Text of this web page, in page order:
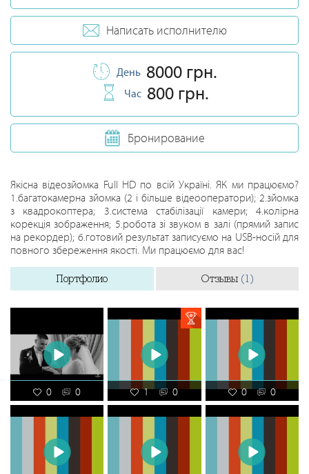
Написать исполнителю
День 8000 грн.
Час 800 грн.
Бронирование
Якісна відеозйомка Full HD по всій Україні. ЯК ми працюємо?
1.багатокамерна зйомка (2 і більше відеооператори); 2.зйомка
з квадрокоптера; 3.система стабілізації камери; 4.колірна
корекція зображення; 5.робота зі звуком в залі (прямий запис
на рекордер); 6.готовий результат записуємо на USB-носій для
повного збереження якості. Ми працюємо для вас!
Портфолио Отзывы (1)
0 0 1 0 0 0